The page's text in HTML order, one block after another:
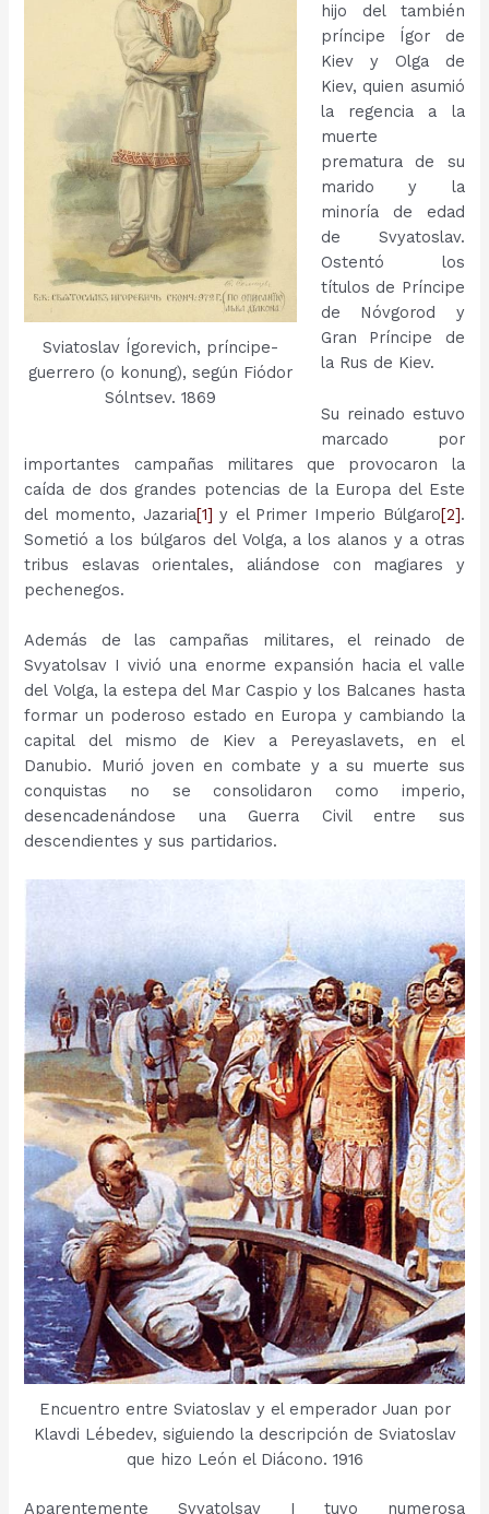
Sviatoslav Ígorevich, príncipe-
guerrero (o konung), según Fiódor
Sólntsev. 1869
hijo del también
príncipe Ígor de
Kiev y Olga de
Kiev, quien asumió
la regencia a la
muerte
prematura de su
marido y la
minoría de edad
de Svyatoslav.
Ostentó los
títulos de Príncipe
de Nóvgorod y
Gran Príncipe de
la Rus de Kiev.
Su reinado estuvo
marcado por
importantes campañas militares que provocaron la
caída de dos grandes potencias de la Europa del Este
del momento, Jazaria[1] y el Primer Imperio Búlgaro[2].
Sometió a los búlgaros del Volga, a los alanos y a otras
tribus eslavas orientales, aliándose con magiares y
pechenegos.
Además de las campañas militares, el reinado de
Svyatolsav I vivió una enorme expansión hacia el valle
del Volga, la estepa del Mar Caspio y los Balcanes hasta
formar un poderoso estado en Europa y cambiando la
capital del mismo de Kiev a Pereyaslavets, en el
Danubio. Murió joven en combate y a su muerte sus
conquistas no se consolidaron como imperio,
desencadenándose una Guerra Civil entre sus
descendientes y sus partidarios.
Encuentro entre Sviatoslav y el emperador Juan por
Klavdi Lébedev, siguiendo la descripción de Sviatoslav
que hizo León el Diácono. 1916
Aparentemente Svyatolsav I tuvo numerosa